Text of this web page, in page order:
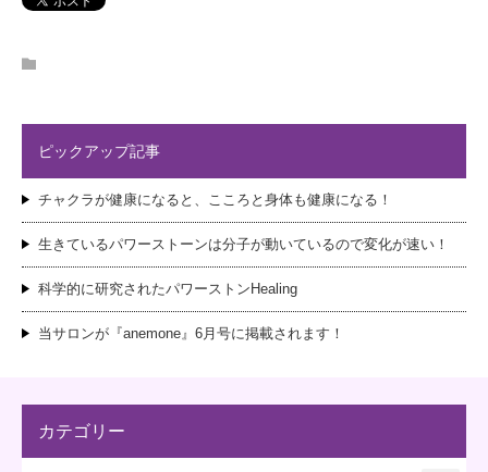
ピックアップ記事
チャクラが健康になると、こころと身体も健康になる！
生きているパワーストーンは分子が動いているので変化が速い！
科学的に研究されたパワーストンHealing
当サロンが『anemone』6月号に掲載されます！
カテゴリー